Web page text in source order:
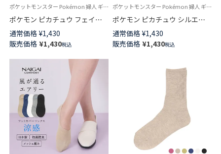
ポケットモンスター Pokémon 婦人 ギフト プレゼント 無料ラッピング
ポケモン ピカチュウ フェイス
クルー丈 カジュアル ソックス
レディース 日本製 03307006
通常価格 ¥1,430
販売価格 ¥1,430税込
ポケットモンスター Pokémon 婦人 ギフト プレゼント 無料ラッピング
ポケモン ピカチュウ シルエッ
ト シアー クルー丈 ソックス レ
ディース カジュアル 日本製
03307004
通常価格 ¥1,430
販売価格 ¥1,430税込